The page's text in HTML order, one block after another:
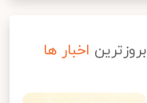
بروزترین اخبار ها